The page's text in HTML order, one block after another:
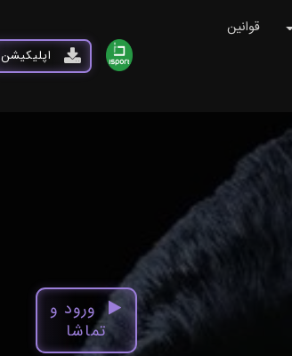
قوانین
اپلیکیشن
ورود و
تماشا